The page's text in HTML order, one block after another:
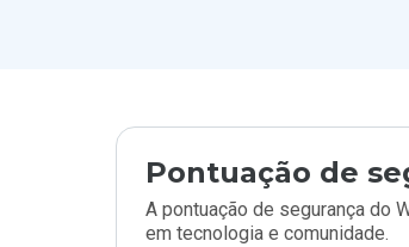
Pontuação de
A pontuação de segurança do
em tecnologia e comunidade.